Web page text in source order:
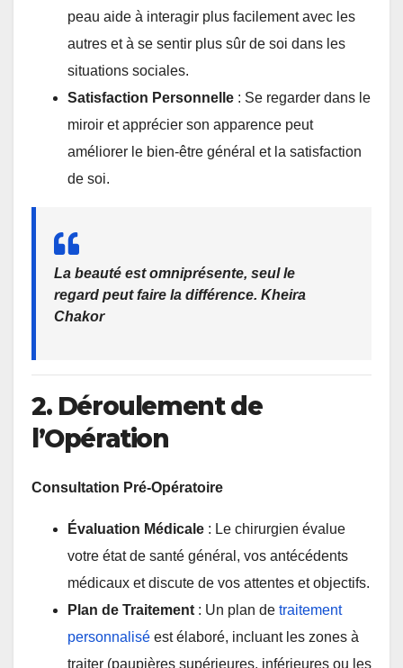
peau aide à interagir plus facilement avec les
autres et à se sentir plus sûr de soi dans les
situations sociales.
Satisfaction Personnelle : Se regarder dans le
miroir et apprécier son apparence peut
améliorer le bien-être général et la satisfaction
de soi.
La beauté est omniprésente, seul le
regard peut faire la différence. Kheira
Chakor
2. Déroulement de
l’Opération
Consultation Pré-Opératoire
Évaluation Médicale : Le chirurgien évalue
votre état de santé général, vos antécédents
médicaux et discute de vos attentes et objectifs.
Plan de Traitement : Un plan de traitement
personnalisé est élaboré, incluant les zones à
traiter (paupières supérieures, inférieures ou les